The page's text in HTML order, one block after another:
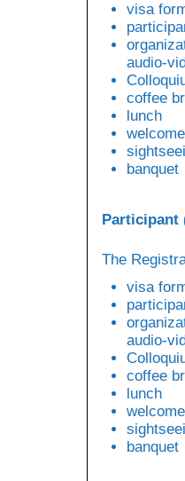
visa
audio-
coffee
lunch
banquet
Participant
The
visa
audio-
coffee
lunch
banquet